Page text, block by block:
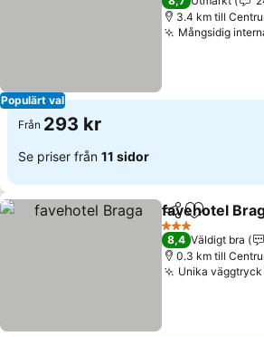
Populärt val
3.4 km till
Mångsidig
Från 293 kr
Se priser från 11 sidor
Dela Lägg till i
favehotel
3 Stjärnor
8,4 Väldigt bra
0.3 km till
Unika väggtryck